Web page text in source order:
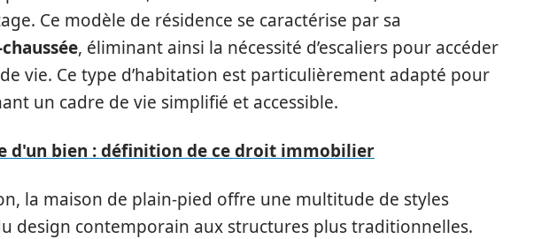
Ce modèle de résidence se caractérise par sa
, éliminant ainsi la nécessité d’escaliers pour accéder
vie. Ce type d’habitation est particulièrement adapté pour
un cadre de vie simplifié et accessible.
d'un bien : définition de ce droit immobilier
la maison de plain-pied offre une multitude de styles
design contemporain aux structures plus traditionnelles.